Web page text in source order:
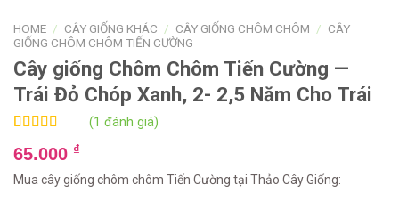
HOME / CÂY GIỐNG KHÁC / CÂY GIỐNG CHÔM CHÔM / CÂY
GIỐNG CHÔM CHÔM TIẾN CƯỜNG
Cây giống Chôm Chôm Tiến Cường —
Trái Đỏ Chóp Xanh, 2- 2,5 Năm Cho Trái
out of 5
based on
customer
(1 đánh giá)
65.000 ₫
Mua cây giống chôm chôm Tiến Cường tại Thảo Cây Giống: